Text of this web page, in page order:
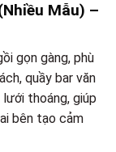
Mẫu) –
gọn gàng, phù
quầy bar văn
thoáng, giúp
bên tạo cảm